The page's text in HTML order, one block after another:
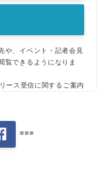
や、イベント・記者会見
覧できるようになりま
ース受信に関するご案内